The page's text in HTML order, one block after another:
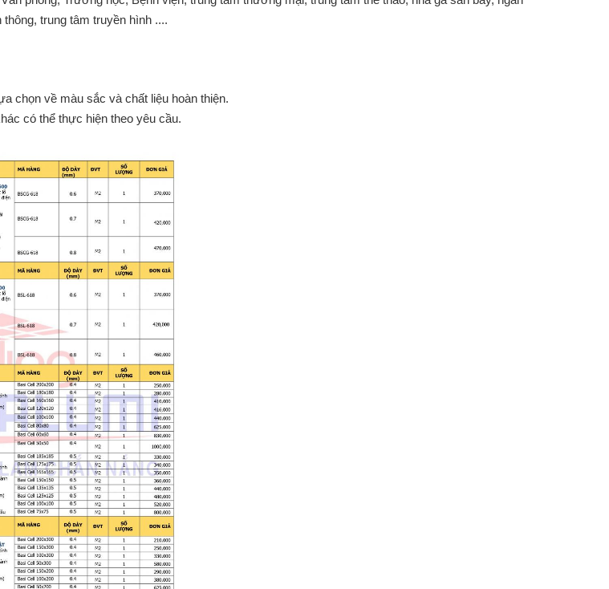
trung tâm truyền hình ....
chọn về màu sắc và chất liệu hoàn thiện.
có thể thực hiện theo yêu cầu.